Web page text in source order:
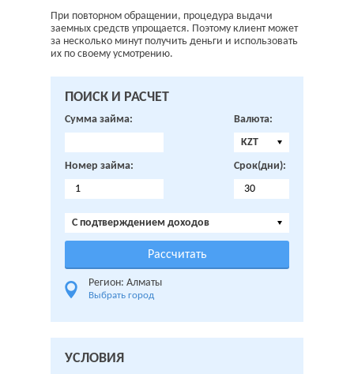
При повторном обращении, процедура выдачи
заемных средств упрощается. Поэтому клиент может
за несколько минут получить деньги и использовать
их по своему усмотрению.
ПОИСК И РАСЧЕТ
Сумма займа:
Валюта:
KZT
Номер займа:
Срок(дни):
C подтверждением доходов
Регион: Алматы
Выбрать город
УСЛОВИЯ